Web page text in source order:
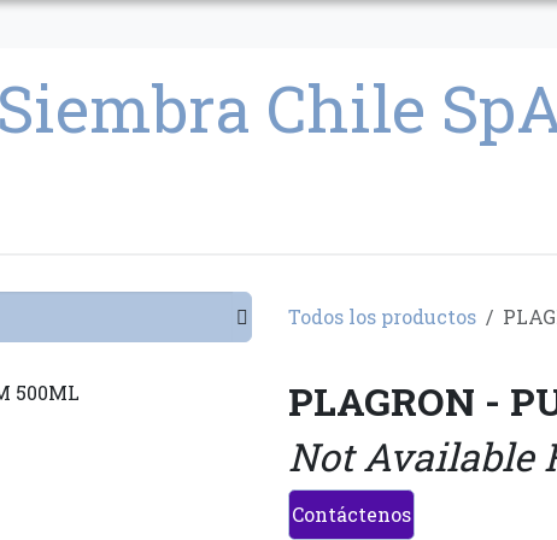
Todos los productos
PLAGRON -
Not Available
Contáctenos